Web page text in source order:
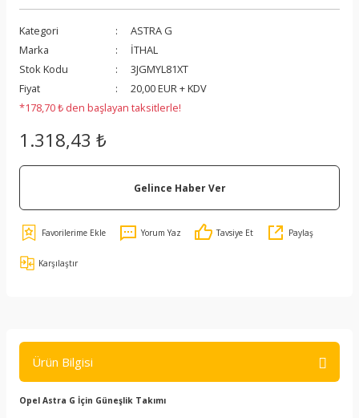
Kategori
ASTRA G
Marka
İTHAL
Stok Kodu
3JGMYL81XT
Fiyat
20,00 EUR + KDV
*178,70 ₺ den başlayan taksitlerle!
1.318,43 ₺
Gelince Haber Ver
Yorum Yaz Tavsiye Et Paylaş
Karşılaştır
Ürün Bilgisi
Opel Astra G İçin Güneşlik Takımı